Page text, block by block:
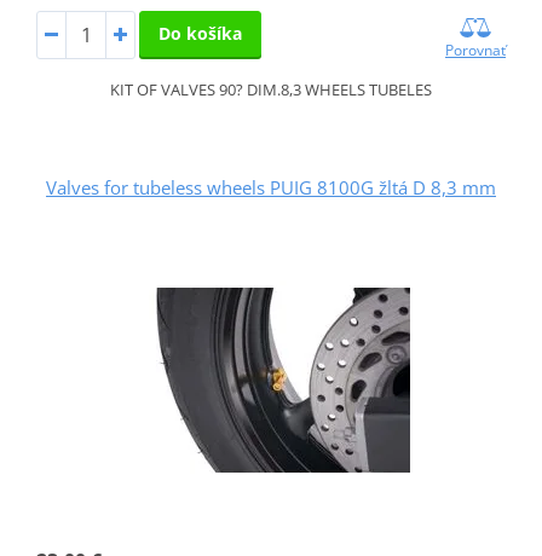
Do košíka
Porovnať
KIT OF VALVES 90? DIM.8,3 WHEELS TUBELES
Valves for tubeless wheels PUIG 8100G žltá D 8,3 mm